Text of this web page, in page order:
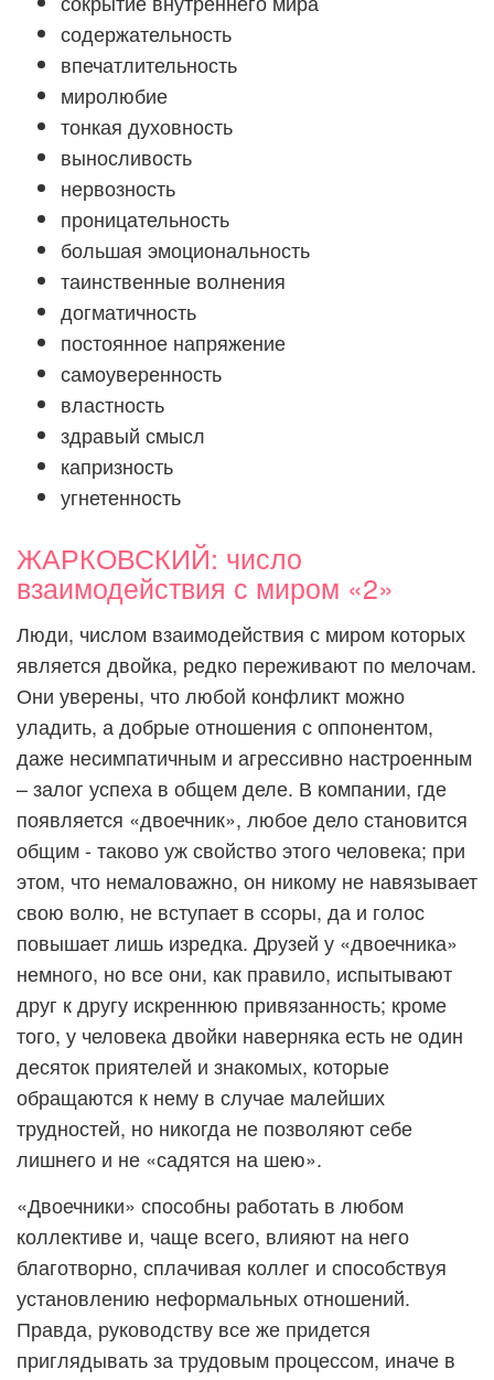
содержательность
впечатлительность
миролюбие
тонкая духовность
выносливость
нервозность
проницательность
большая эмоциональность
таинственные волнения
догматичность
постоянное напряжение
самоуверенность
властность
здравый смысл
капризность
угнетенность
ЖАРКОВСКИЙ: число
взаимодействия с миром «2»
Люди, числом взаимодействия с миром которых
является двойка, редко переживают по мелочам.
Они уверены, что любой конфликт можно
уладить, а добрые отношения с оппонентом,
даже несимпатичным и агрессивно настроенным
– залог успеха в общем деле. В компании, где
появляется «двоечник», любое дело становится
общим - таково уж свойство этого человека; при
этом, что немаловажно, он никому не навязывает
свою волю, не вступает в ссоры, да и голос
повышает лишь изредка. Друзей у «двоечника»
немного, но все они, как правило, испытывают
друг к другу искреннюю привязанность; кроме
того, у человека двойки наверняка есть не один
десяток приятелей и знакомых, которые
обращаются к нему в случае малейших
трудностей, но никогда не позволяют себе
лишнего и не «садятся на шею».
«Двоечники» способны работать в любом
коллективе и, чаще всего, влияют на него
благотворно, сплачивая коллег и способствуя
установлению неформальных отношений.
Правда, руководству все же придется
приглядывать за трудовым процессом, иначе в